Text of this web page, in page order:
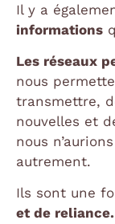
Il y a
informations
Les réseaux
nous
transmettre,
nouvelles et
nous
autrement.
Ils sont une
et de reliance.